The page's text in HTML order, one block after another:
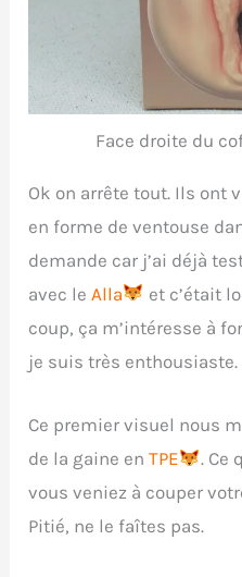
Face droite du
Ok on arrête tout. Ils ont
en forme de ventouse
demande car j’ai déjà
avec le Alla
et c’était
coup, ça m’intéresse à
je suis très enthousiaste.
Ce premier visuel nous
de la gaine enTPE
. Ce
vous veniez à couper
Pitié, ne le faîtes pas.